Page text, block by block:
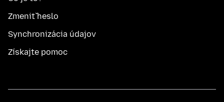
Zmeniť heslo
Synchronizácia údajov
Získajte pomoc